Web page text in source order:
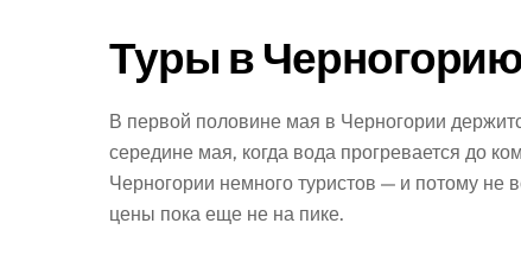
Туры в
В первой половине мая в Черногории
середине мая, когда вода прогревается до
Черногории немного туристов — и потому
цены пока еще не на пике.